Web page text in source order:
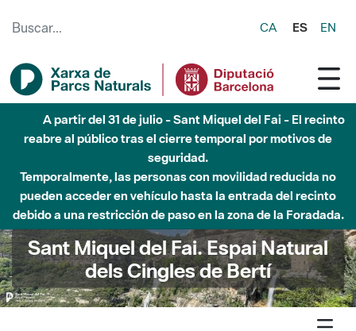
CA ES EN
A partir del 31 de julio - Sant Miquel del Fai - El recinto
reabre al público tras el cierre temporal por motivos de
seguridad.
Temporalmente, las personas con movilidad reducida no
pueden acceder en vehículo hasta la entrada del recinto
debido a una restricción de paso en la zona de la Foradada.
Sant Miquel del Fai. Espai Natural
dels Cingles de Bertí